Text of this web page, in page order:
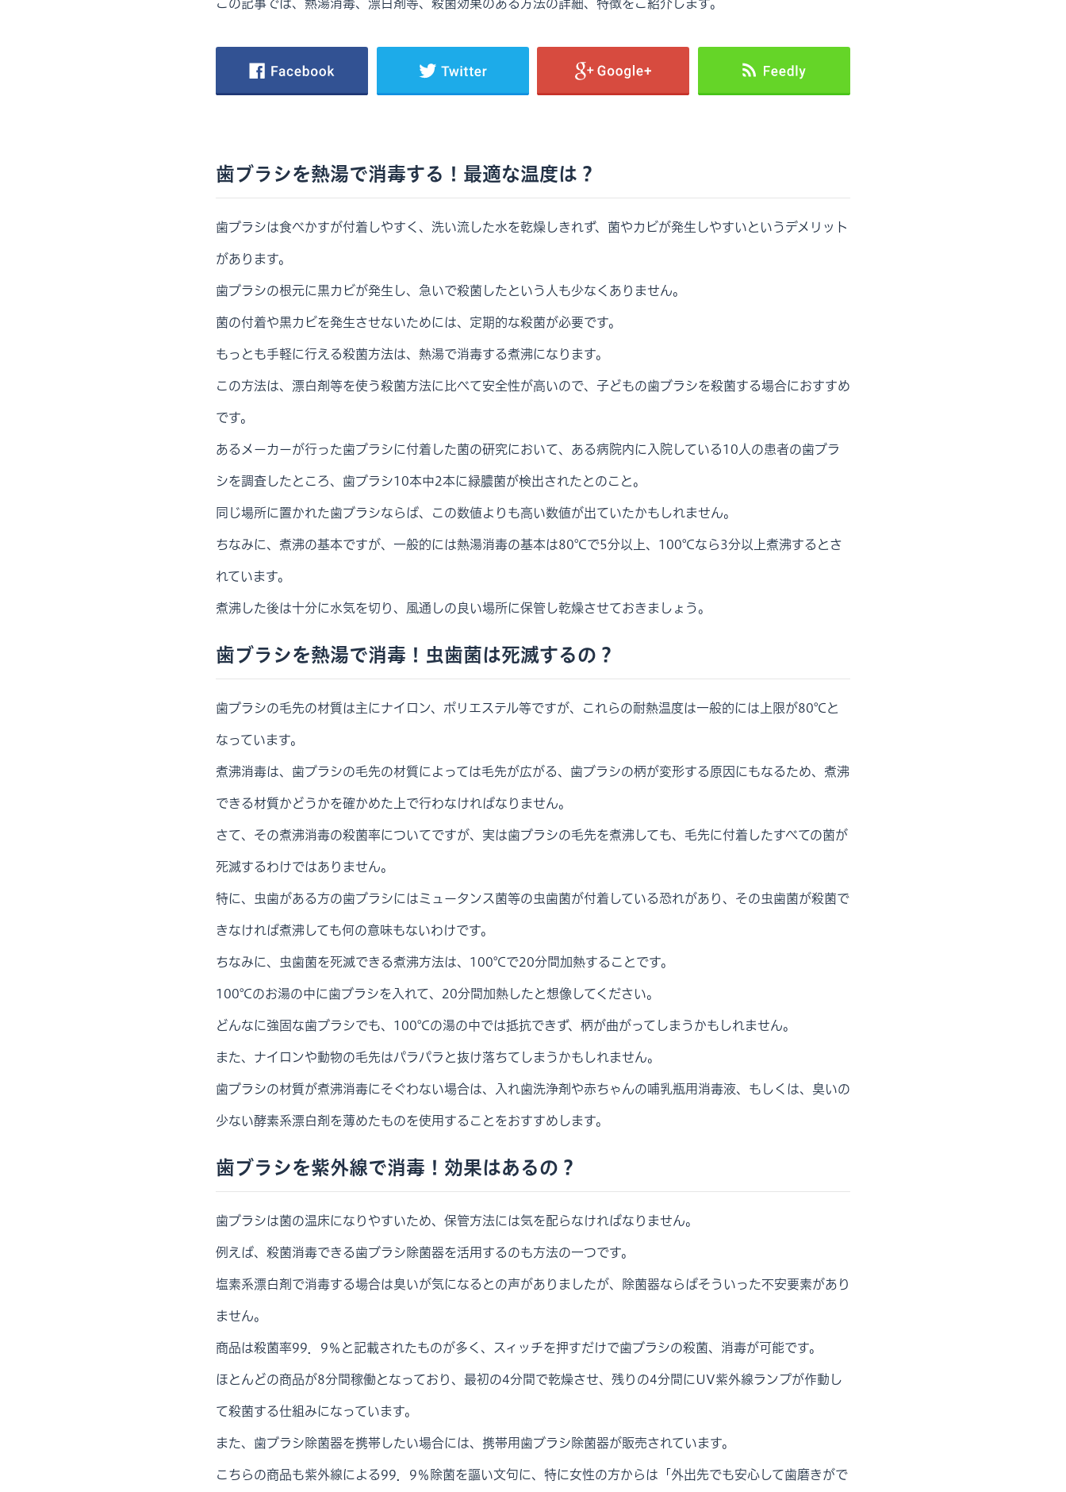
この記事では、熱湯消毒、漂白剤等、殺菌効果のある方法の詳細、特徴をご紹介します。
歯ブラシを熱湯で消毒する！最適な温度は？
歯ブラシは食べかすが付着しやすく、洗い流した水を乾燥しきれず、菌やカビが発生しやすいというデメリット
があります。
歯ブラシの根元に黒カビが発生し、急いで殺菌したという人も少なくありません。
菌の付着や黒カビを発生させないためには、定期的な殺菌が必要です。
もっとも手軽に行える殺菌方法は、熱湯で消毒する煮沸になります。
この方法は、漂白剤等を使う殺菌方法に比べて安全性が高いので、子どもの歯ブラシを殺菌する場合におすすめ
です。
あるメーカーが行った歯ブラシに付着した菌の研究において、ある病院内に入院している10人の患者の歯ブラ
シを調査したところ、歯ブラシ10本中2本に緑膿菌が検出されたとのこと。
同じ場所に置かれた歯ブラシならば、この数値よりも高い数値が出ていたかもしれません。
ちなみに、煮沸の基本ですが、一般的には熱湯消毒の基本は80℃で5分以上、100℃なら3分以上煮沸するとさ
れています。
煮沸した後は十分に水気を切り、風通しの良い場所に保管し乾燥させておきましょう。
歯ブラシを熱湯で消毒！虫歯菌は死滅するの？
歯ブラシの毛先の材質は主にナイロン、ポリエステル等ですが、これらの耐熱温度は一般的には上限が80℃と
なっています。
煮沸消毒は、歯ブラシの毛先の材質によっては毛先が広がる、歯ブラシの柄が変形する原因にもなるため、煮沸
できる材質かどうかを確かめた上で行わなければなりません。
さて、その煮沸消毒の殺菌率についてですが、実は歯ブラシの毛先を煮沸しても、毛先に付着したすべての菌が
死滅するわけではありません。
特に、虫歯がある方の歯ブラシにはミュータンス菌等の虫歯菌が付着している恐れがあり、その虫歯菌が殺菌で
きなければ煮沸しても何の意味もないわけです。
ちなみに、虫歯菌を死滅できる煮沸方法は、100℃で20分間加熱することです。
100℃のお湯の中に歯ブラシを入れて、20分間加熱したと想像してください。
どんなに強固な歯ブラシでも、100℃の湯の中では抵抗できず、柄が曲がってしまうかもしれません。
また、ナイロンや動物の毛先はパラパラと抜け落ちてしまうかもしれません。
歯ブラシの材質が煮沸消毒にそぐわない場合は、入れ歯洗浄剤や赤ちゃんの哺乳瓶用消毒液、もしくは、臭いの
少ない酵素系漂白剤を薄めたものを使用することをおすすめします。
歯ブラシを紫外線で消毒！効果はあるの？
歯ブラシは菌の温床になりやすいため、保管方法には気を配らなければなりません。
例えば、殺菌消毒できる歯ブラシ除菌器を活用するのも方法の一つです。
塩素系漂白剤で消毒する場合は臭いが気になるとの声がありましたが、除菌器ならばそういった不安要素があり
ません。
商品は殺菌率99．9％と記載されたものが多く、スィッチを押すだけで歯ブラシの殺菌、消毒が可能です。
ほとんどの商品が8分間稼働となっており、最初の4分間で乾燥させ、残りの4分間にUV紫外線ランプが作動し
て殺菌する仕組みになっています。
また、歯ブラシ除菌器を携帯したい場合には、携帯用歯ブラシ除菌器が販売されています。
こちらの商品も紫外線による99．9％除菌を謳い文句に、特に女性の方からは「外出先でも安心して歯磨きがで